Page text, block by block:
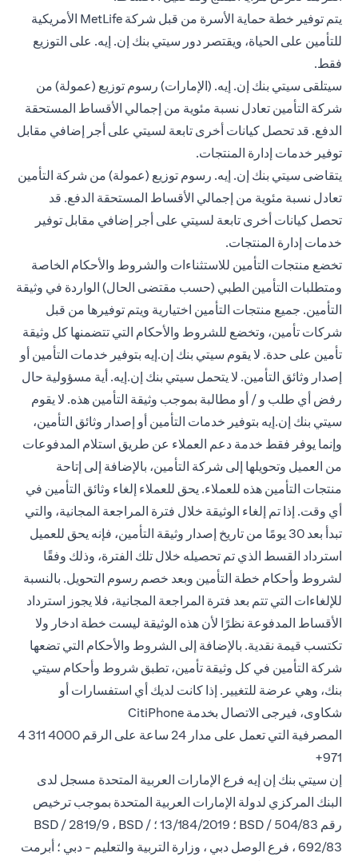
يتم توفير خطة حماية الأسرة من قبل شركة MetLife الأمريكية
للتأمين على الحياة، ويقتصر دور سيتي بنك إن. إيه. على التوزيع
فقط.
سيتلقى سيتي بنك إن. إيه. (الإمارات) رسوم توزيع (عمولة) من
شركة التأمين تعادل نسبة مئوية من إجمالي الأقساط المستحقة
الدفع. قد تحصل كيانات أخرى تابعة لسيتي على أجر إضافي مقابل
توفير خدمات إدارة المنتجات.
يتقاضى سيتي بنك إن. إيه. رسوم توزيع (عمولة) من شركة التأمين
تعادل نسبة مئوية من إجمالي الأقساط المستحقة الدفع. قد
تحصل كيانات أخرى تابعة لسيتي على أجر إضافي مقابل توفير
خدمات إدارة المنتجات.
تخضع منتجات التأمين للاستثناءات والشروط والأحكام الخاصة
ومتطلبات التأمين الطبي (حسب مقتضى الحال) الواردة في وثيقة
التأمين. جميع منتجات التأمين اختيارية ويتم توفيرها من قبل
شركات تأمين، وتخضع للشروط والأحكام التي تتضمنها كل وثيقة
تأمين على حدة. لا يقوم سيتي بنك إن.إيه بتوفير خدمات التأمين أو
إصدار وثائق التأمين. لا يتحمل سيتي بنك إن.إيه. أية مسؤولية حال
رفض أي طلب و / أو مطالبة بموجب وثيقة التأمين هذه. لا يقوم
سيتي بنك إن.إيه بتوفير خدمات التأمين أو إصدار وثائق التأمين،
وإنما يوفر فقط خدمة دعم العملاء عن طريق استلام المدفوعات
من العميل وتحويلها إلى شركة التأمين، بالإضافة إلى إتاحة
منتجات التأمين هذه للعملاء. يحق للعملاء إلغاء وثائق التأمين في
أي وقت. إذا تم إلغاء الوثيقة خلال فترة المراجعة المجانية، والتي
تبدأ بعد 30 يومًا من تاريخ إصدار وثيقة التأمين، فإنه يحق للعميل
استرداد القسط الذي تم تحصيله خلال تلك الفترة، وذلك وفقًا
لشروط وأحكام خطة التأمين وبعد خصم رسوم التحويل. بالنسبة
للإلغاءات التي تتم بعد فترة المراجعة المجانية، فلا يجوز استرداد
الأقساط المدفوعة نظرًا لأن هذه الوثيقة ليست خطة ادخار ولا
تكتسب قيمة نقدية. بالإضافة إلى الشروط والأحكام التي تضعها
شركة التأمين في كل وثيقة تأمين، تطبق شروط وأحكام سيتي
بنك، وهي عرضة للتغيير. إذا كانت لديك أي استفسارات أو
شكاوى، فيرجى الاتصال بخدمة CitiPhone
المصرفية التي تعمل على مدار 24 ساعة على
الرقم 4000 311 4
971+
إن سيتي بنك إن إيه فرع الإمارات العربية المتحدة مسجل لدى
البنك المركزي لدولة الإمارات العربية المتحدة بموجب ترخيص
رقم BSD / 504/83 ؛ 13/184/2019 ؛ BSD / 2819/9 ، BSD /
692/83 ، فرع الوصل دبي ، وزارة التربية والتعليم - دبي ؛ أبرمت